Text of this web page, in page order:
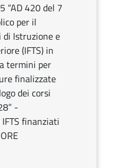
“AD 420 del 7
per il
Istruzione e
(IFTS) in
termini per
finalizzate
dei corsi
-
finanziati